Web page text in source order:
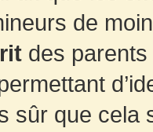
de
des parents
sûr que